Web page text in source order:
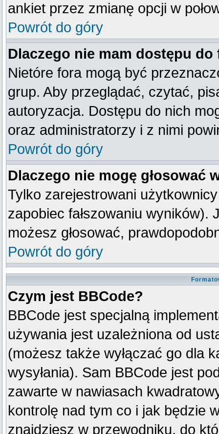
ankiet przez zmianę opcji w
Powrót do góry
Dlaczego nie mam dostępu do
Nietóre fora mogą być
grup. Aby przeglądać, czytać,
autoryzacja. Dostępu do nich
oraz administratorzy i z nimi
Powrót do góry
Dlaczego nie mogę głosować
Tylko zarejestrowani
zapobiec fałszowaniu wyników).
możesz głosować,
Powrót do góry
Czym jest BBCode?
BBCode jest specjalną
używania jest uzależniona od
(możesz także wyłączać go dla
wysyłania). Sam BBCode jest
zawarte w nawiasach
kontrolę nad tym co i jak będzie
znajdziesz w przewodniku, do